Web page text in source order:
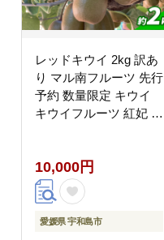
レッドキウイ 2kg 訳あ
り マル南フルーツ 先行
予約 数量限定 キウイ
キウイフルーツ 紅妃 レ
ーツ 国産 愛媛 宇和島
F010-106029
10,000円
愛媛県 宇和島市